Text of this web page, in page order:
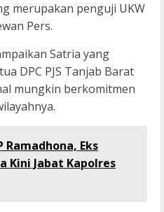
merupakan penguji UKW
Pers.
Satria yang
DPC PJS Tanjab Barat
mungkin berkomitmen
Ramadhona, Eks
Kini Jabat Kapolres